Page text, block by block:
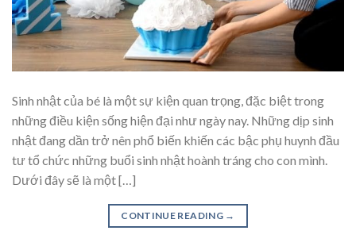
Sinh nhật của bé là một sự kiện quan trọng, đặc biệt trong
những điều kiện sống hiện đại như ngày nay. Những dịp sinh
nhật đang dần trở nên phổ biến khiến các bậc phụ huynh đầu
tư tổ chức những buổi sinh nhật hoành tráng cho con mình.
Dưới đây sẽ là một […]
CONTINUE READING →